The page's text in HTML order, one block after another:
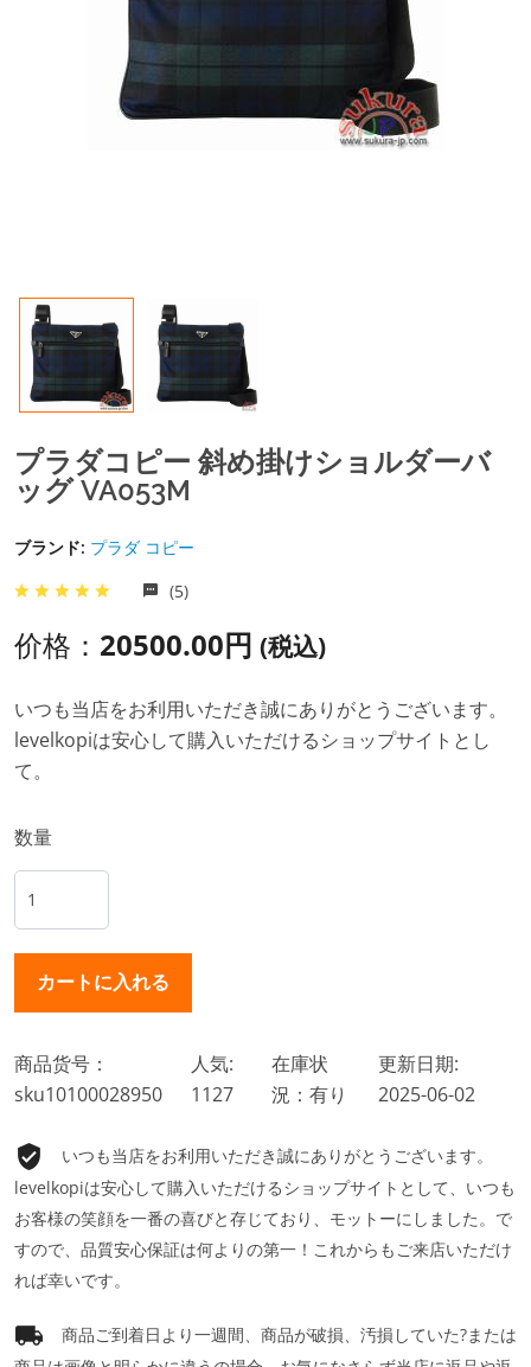
プラダコピー 斜め掛けショルダーバ
ッグ VA053M
ブランド: プラダ コピー
(5)
价格： 20500.00円 (税込)
いつも当店をお利用いただき誠にありがとうございます。
levelkopiは安心して購入いただけるショップサイトとし
て。
数量
商品货号：
sku10100028950
人気:
1127
在庫状
況：有り
更新日期:
2025-06-02
いつも当店をお利用いただき誠にありがとうございます。
levelkopiは安心して購入いただけるショップサイトとして、いつも
お客様の笑顔を一番の喜びと存じており、モットーにしました。で
すので、品質安心保証は何よりの第一！これからもご来店いただけ
れば幸いです。
商品ご到着日より一週間、商品が破損、汚損していた?または